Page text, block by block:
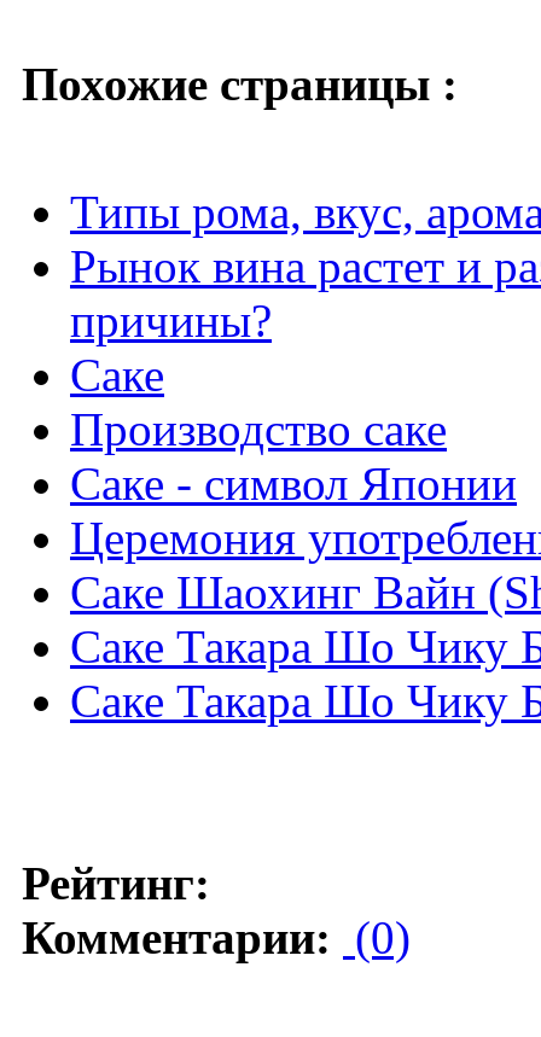
Похожие страницы :
Типы рома, вкус,
Рынок вина растет и
причины?
Саке
Производство саке
Саке - символ Японии
Церемония
Саке Шаохинг Вайн
Саке Такара Шо Чику
Саке Такара Шо Чику
Рейтинг:
Комментарии: (0)